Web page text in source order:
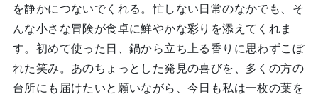
を静かにつないでくれる。忙しない日常のなかでも、そ
んな小さな冒険が食卓に鮮やかな彩りを添えてくれま
す。初めて使った日、鍋から立ち上る香りに思わずこぼ
れた笑み。あのちょっとした発見の喜びを、多くの方の
台所にも届けたいと願いながら、今日も私は一枚の葉を